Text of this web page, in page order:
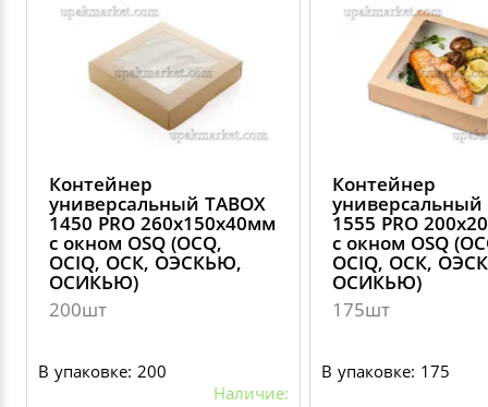
Контейнер
универсальный TABOX
1450 PRO 260х150х40мм
с окном OSQ (OCQ,
OCIQ, ОСК, ОЭСКЬЮ,
ОСИКЬЮ)
200шт
В упаковке: 200
Наличие:
Контейнер
универсальный
1555 PRO
с окном OSQ
OCIQ, ОСК,
ОСИКЬЮ)
175шт
В упаковке: 175